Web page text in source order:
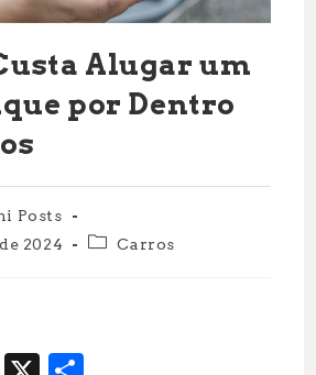
Alugar um
por Dentro
Posts
2024
Categoria
Carros